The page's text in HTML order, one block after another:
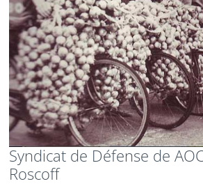
Syndicat de Défense de
Roscoff